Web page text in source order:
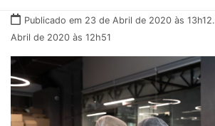
Publicado em 23 de Abril de 2020 às 13h12.
Abril de 2020 às 12h51